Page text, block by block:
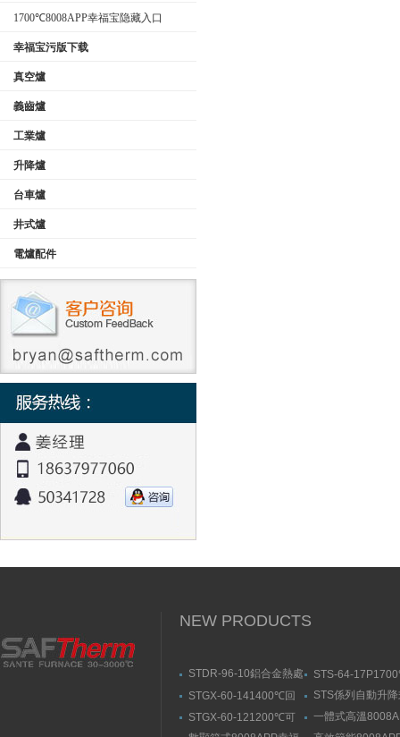
1700℃8008APP幸福宝隐藏入口
幸福宝污版下载
真空爐
義齒爐
工業爐
升降爐
台車爐
井式爐
電爐配件
NEW PRODUCTS
STDR-96-10鋁合金熱處
理爐-箱式幸福宝污APP
STS-64-
動升降式燒結爐
STGX-60-141400℃回
轉幸福宝污版下载（剛
STS係列自動升
結爐
STGX-60-121200℃可
傾斜幸福宝污版下载
一體式高溫
福宝隐藏入口